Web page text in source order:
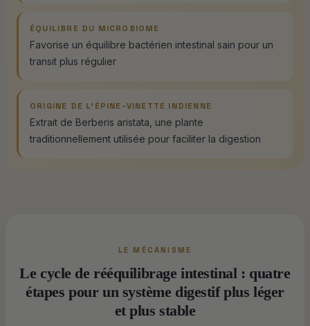
ÉQUILIBRE DU MICROBIOME
Favorise un équilibre bactérien intestinal sain pour un
transit plus régulier
ORIGINE DE L'ÉPINE-VINETTE INDIENNE
Extrait de Berberis aristata, une plante
traditionnellement utilisée pour faciliter la digestion
LE MÉCANISME
Le cycle de rééquilibrage intestinal : quatre
étapes pour un système digestif plus léger
et plus stable